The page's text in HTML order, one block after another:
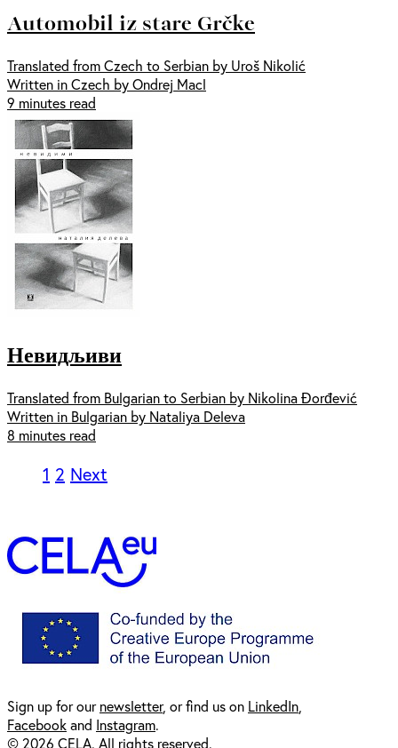
Automobil iz stare Grčke
Translated from Czech to Serbian by Uroš Nikolić
Written in Czech by Ondrej Macl
9 minutes read
Невидљиви
Translated from Bulgarian to Serbian by Nikolina Đorđević
Written in Bulgarian by Nataliya Deleva
8 minutes read
1 2 Next
Sign up for ournewsletter, or find us on LinkedIn
Facebookand Instagram.
© 2026 CELA. All rights reserved.